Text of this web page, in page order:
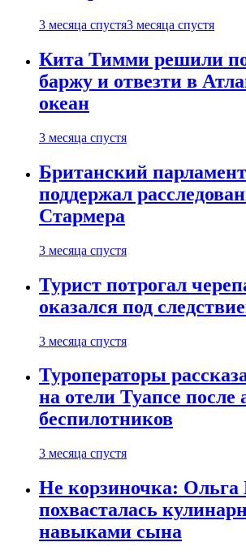
3 месяца спустя3 месяца спустя
Кита Тимми решили
баржу и отвезти в
океан
3 месяца спустя
Британский
поддержал
Стармера
3 месяца спустя
Турист потрогал
оказался под
3 месяца спустя
Туроператоры
на отели Туапсе после
беспилотников
3 месяца спустя
Не корзиночка: Ольга
похвасталась
навыками сына